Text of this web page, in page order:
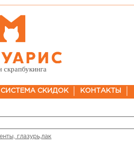
скрапбукинга
СИСТЕМА СКИДОК КОНТАКТЫ
глазурь,лак